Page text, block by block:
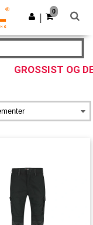
Last ned app
0
GROSSIST OG